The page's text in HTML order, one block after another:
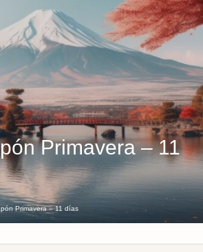
Primavera – 11
Primavera – 11 días